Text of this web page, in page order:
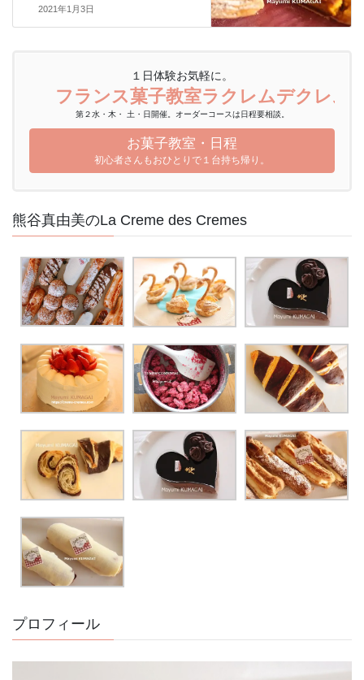
2021年1月3日
１日体験お気軽に。
フランス菓子教室ラクレムデクレム
第２水・木・ 土・日開催。オーダーコースは日程要相談。
お菓子教室・日程
初心者さんもおひとりで１台持ち帰り。
熊谷真由美のLa Creme des Cremes
プロフィール